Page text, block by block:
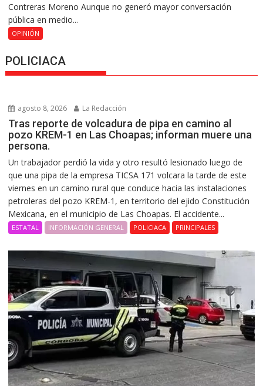
Contreras Moreno Aunque no generó mayor conversación
pública en medio...
OPINIÓN
POLICIACA
agosto 8, 2026 La Redacción
Tras reporte de volcadura de pipa en camino al
pozo KREM-1 en Las Choapas; informan muere una
persona.
Un trabajador perdió la vida y otro resultó lesionado luego de
que una pipa de la empresa TICSA 171 volcara la tarde de este
viernes en un camino rural que conduce hacia las instalaciones
petroleras del pozo KREM-1, en territorio del ejido Constitución
Mexicana, en el municipio de Las Choapas. El accidente...
ESTATAL INFORMACIÓN GENERAL POLICIACA PRINCIPALES